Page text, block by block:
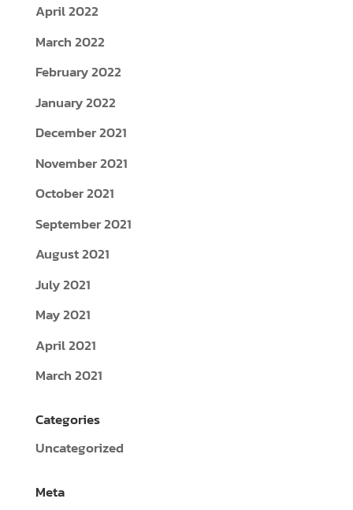
April 2022
March 2022
February 2022
January 2022
December 2021
November 2021
October 2021
September 2021
August 2021
July 2021
May 2021
April 2021
March 2021
Categories
Uncategorized
Meta